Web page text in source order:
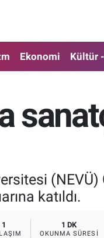
Ekonomi Kültür
katıldı.
1 1 DK
OKUNMA SÜRESI